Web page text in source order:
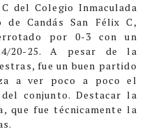
del Colegio Inmaculada
Candás San Félix C,
por 0-3 con un
20-25. A pesar de la
fue un buen partido
a ver poco a poco el
conjunto. Destacar la
que fue técnicamente la